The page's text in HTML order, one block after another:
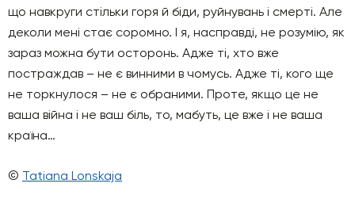
що навкруги стільки горя й біди, руйнувань і смерті. Але
деколи мені стає соромно. І я, насправді, не розумію, як
зараз можна бути осторонь. Адже ті, хто вже
постраждав – не є винними в чомусь. Адже ті, кого ще
не торкнулося – не є обраними. Проте, якщо це не
ваша війна і не ваш біль, то, мабуть, це вже і не ваша
країна…
© Tatiana Lonskaja